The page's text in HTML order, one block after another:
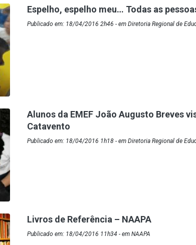
Espelho, espelho meu… Todas as
Publicado em: 18/04/2016 2h46 - em Diretoria Regional de
Alunos da EMEF João Augusto Breves
Catavento
Publicado em: 18/04/2016 1h18 - em Diretoria Regional de
Livros de Referência – NAAPA
Publicado em: 18/04/2016 11h34 - em NAAPA